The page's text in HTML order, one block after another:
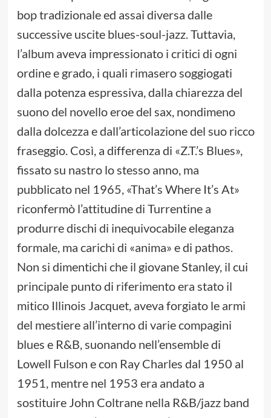
bop tradizionale ed assai diversa dalle
successive uscite blues-soul-jazz. Tuttavia,
l’album aveva impressionato i critici di ogni
ordine e grado, i quali rimasero soggiogati
dalla potenza espressiva, dalla chiarezza del
suono del novello eroe del sax, nondimeno
dalla dolcezza e dall’articolazione del suo ricco
fraseggio. Così, a differenza di «Z.T.’s Blues»,
fissato su nastro lo stesso anno, ma
pubblicato nel 1965, «That’s Where It’s At»
riconfermò l’attitudine di Turrentine a
produrre dischi di inequivocabile eleganza
formale, ma carichi di «anima» e di pathos.
Non si dimentichi che il giovane Stanley, il cui
principale punto di riferimento era stato il
mitico Illinois Jacquet, aveva forgiato le armi
del mestiere all’interno di varie compagini
blues e R&B, suonando nell’ensemble di
Lowell Fulson e con Ray Charles dal 1950 al
1951, mentre nel 1953 era andato a
sostituire John Coltrane nella R&B/jazz band